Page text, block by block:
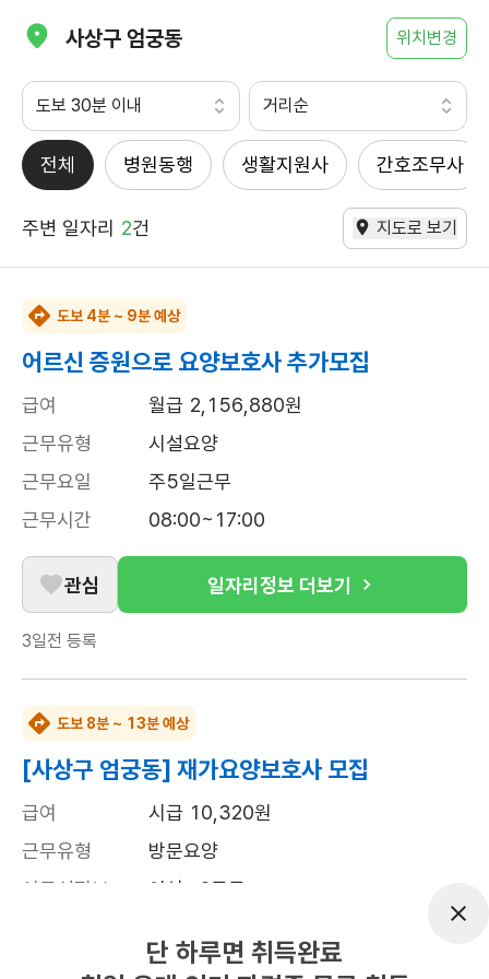
사상구 엄궁동 위치변경
도보 30분 이내 거리순
전체 병원동행 생활지원사 간호조무사
주변 일자리 2건 지도로 보기
도보 4분 ~ 9분 예상
어르신 증원으로 요양보호사 추가모집
급여
월급 2,156,880원
근무유형
시설요양
근무요일
주5일근무
근무시간
08:00~17:00
관심 일자리정보 더보기
3일전 등록
도보 8분 ~ 13분 예상
[사상구 엄궁동] 재가요양보호사 모집
급여
시급 10,320원
근무유형
방문요양
어르신정보
여성 · 2등급
평일 : 오전 7시~10시(시간조정 가능),
단 하루면 취득완료